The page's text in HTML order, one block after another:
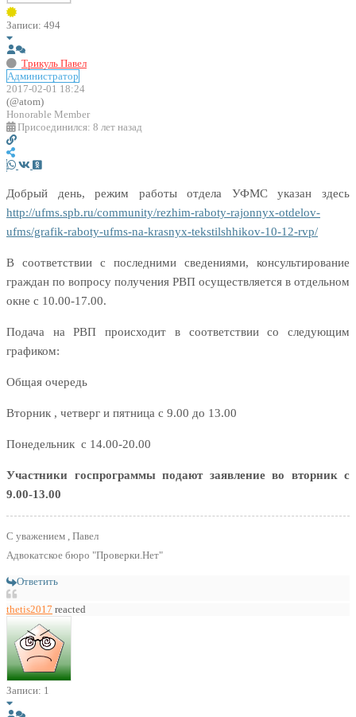
Записи: 494
Трикуль Павел
Администратор
2017-02-01 18:24
(@atom)
Honorable Member
Присоединился: 8 лет назад
Добрый день, режим работы отдела УФМС указан здесь
http://ufms.spb.ru/community/rezhim-raboty-rajonnyx-otdelov-
ufms/grafik-raboty-ufms-na-krasnyx-tekstilshhikov-10-12-rvp/
В соответствии с последними сведениями, консультирование
граждан по вопросу получения РВП осуществляется в отдельном
окне с 10.00-17.00.
Подача на РВП происходит в соответствии со следующим
графиком:
Общая очередь
Вторник , четверг и пятница с 9.00 до 13.00
Понедельник с 14.00-20.00
Участники госпрограммы подают заявление во вторник с
9.00-13.00
С уважением , Павел
Адвокатское бюро "Проверки.Нет"
Ответить
thetis2017 reacted
Записи: 1